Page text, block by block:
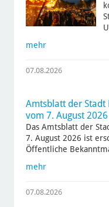
mehr
07.08.2026
Amtsblatt der Stadt
vom 7. August 2026
Das Amtsblatt der
7. August 2026 ist
Öffentliche
mehr
07.08.2026